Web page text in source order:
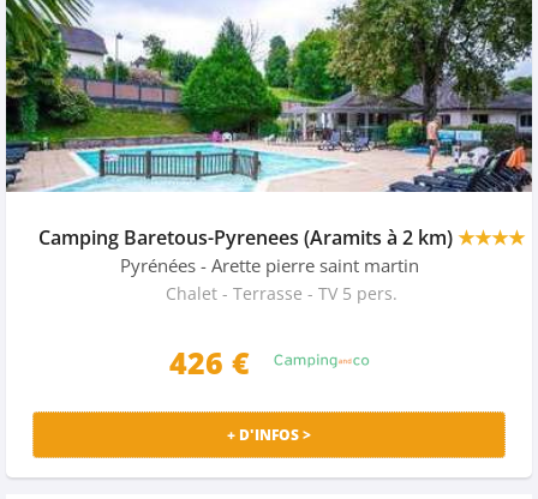
Camping Baretous-Pyrenees (Aramits à 2 km)★★★★
Pyrénées - Arette pierre saint martin
Chalet - Terrasse - TV 5 pers.
426 €
+ D'INFOS >